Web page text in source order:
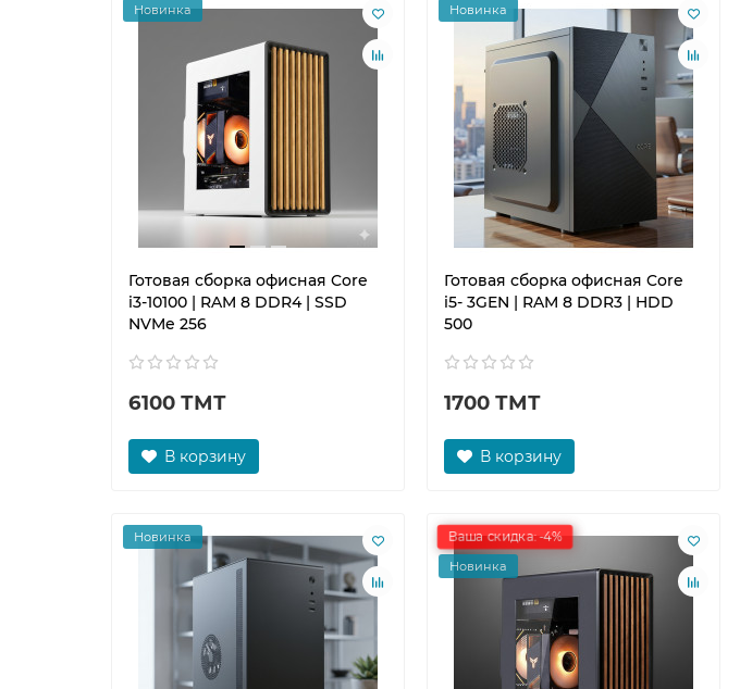
Новинка
Готовая сборка офисная Core
i3-10100 | RAM 8 DDR4 | SSD
NVMe 256
6100 ТМТ
В корзину
Новинка
Готовая сборка офисная Core
i5- 3GEN | RAM 8 DDR3 | HDD
500
1700 ТМТ
В корзину
Новинка Ваша скидка: -4%
Новинка